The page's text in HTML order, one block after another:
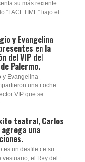
su más reciente
“FACETIME” bajo el
y Evangelina
en la
del VIP del
Palermo.
y Evangelina
una noche
VIP que se
teatral, Carlos
una
es un desfile de su
vestuario, el Rey del